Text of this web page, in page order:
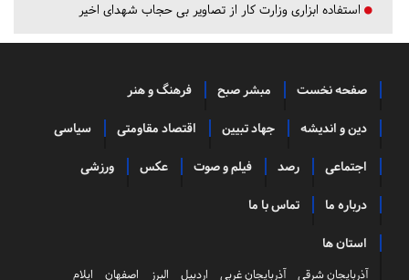
استفاده ابزاری وزارت کار از تصاویر بی حجاب شهدای اخیر
صفحه نخست مبشر صبح فرهنگ و هنر
دین و اندیشه جهاد تبیین اقتصاد مقاومتی سیاسی
اجتماعی رصد فیلم و صوت عکس ورزشی
درباره ما تماس با ما
استان ها
آذربایجان شرقی آذربایجان غربی اردبیل البرز اصفهان ایلام